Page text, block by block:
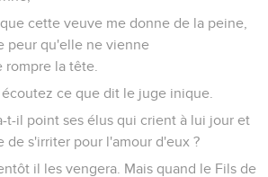
cette veuve me donne de la peine,
peur qu'elle ne vienne
la tête.
ce que dit le juge inique.
t-il point ses élus qui crient à lui jour et
de s'irriter pour l'amour d'eux ?
il les vengera. Mais quand le Fils de